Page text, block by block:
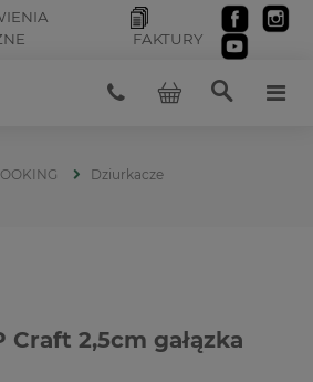
FAKTURY
Dziurkacze
Craft 2,5cm gałązka